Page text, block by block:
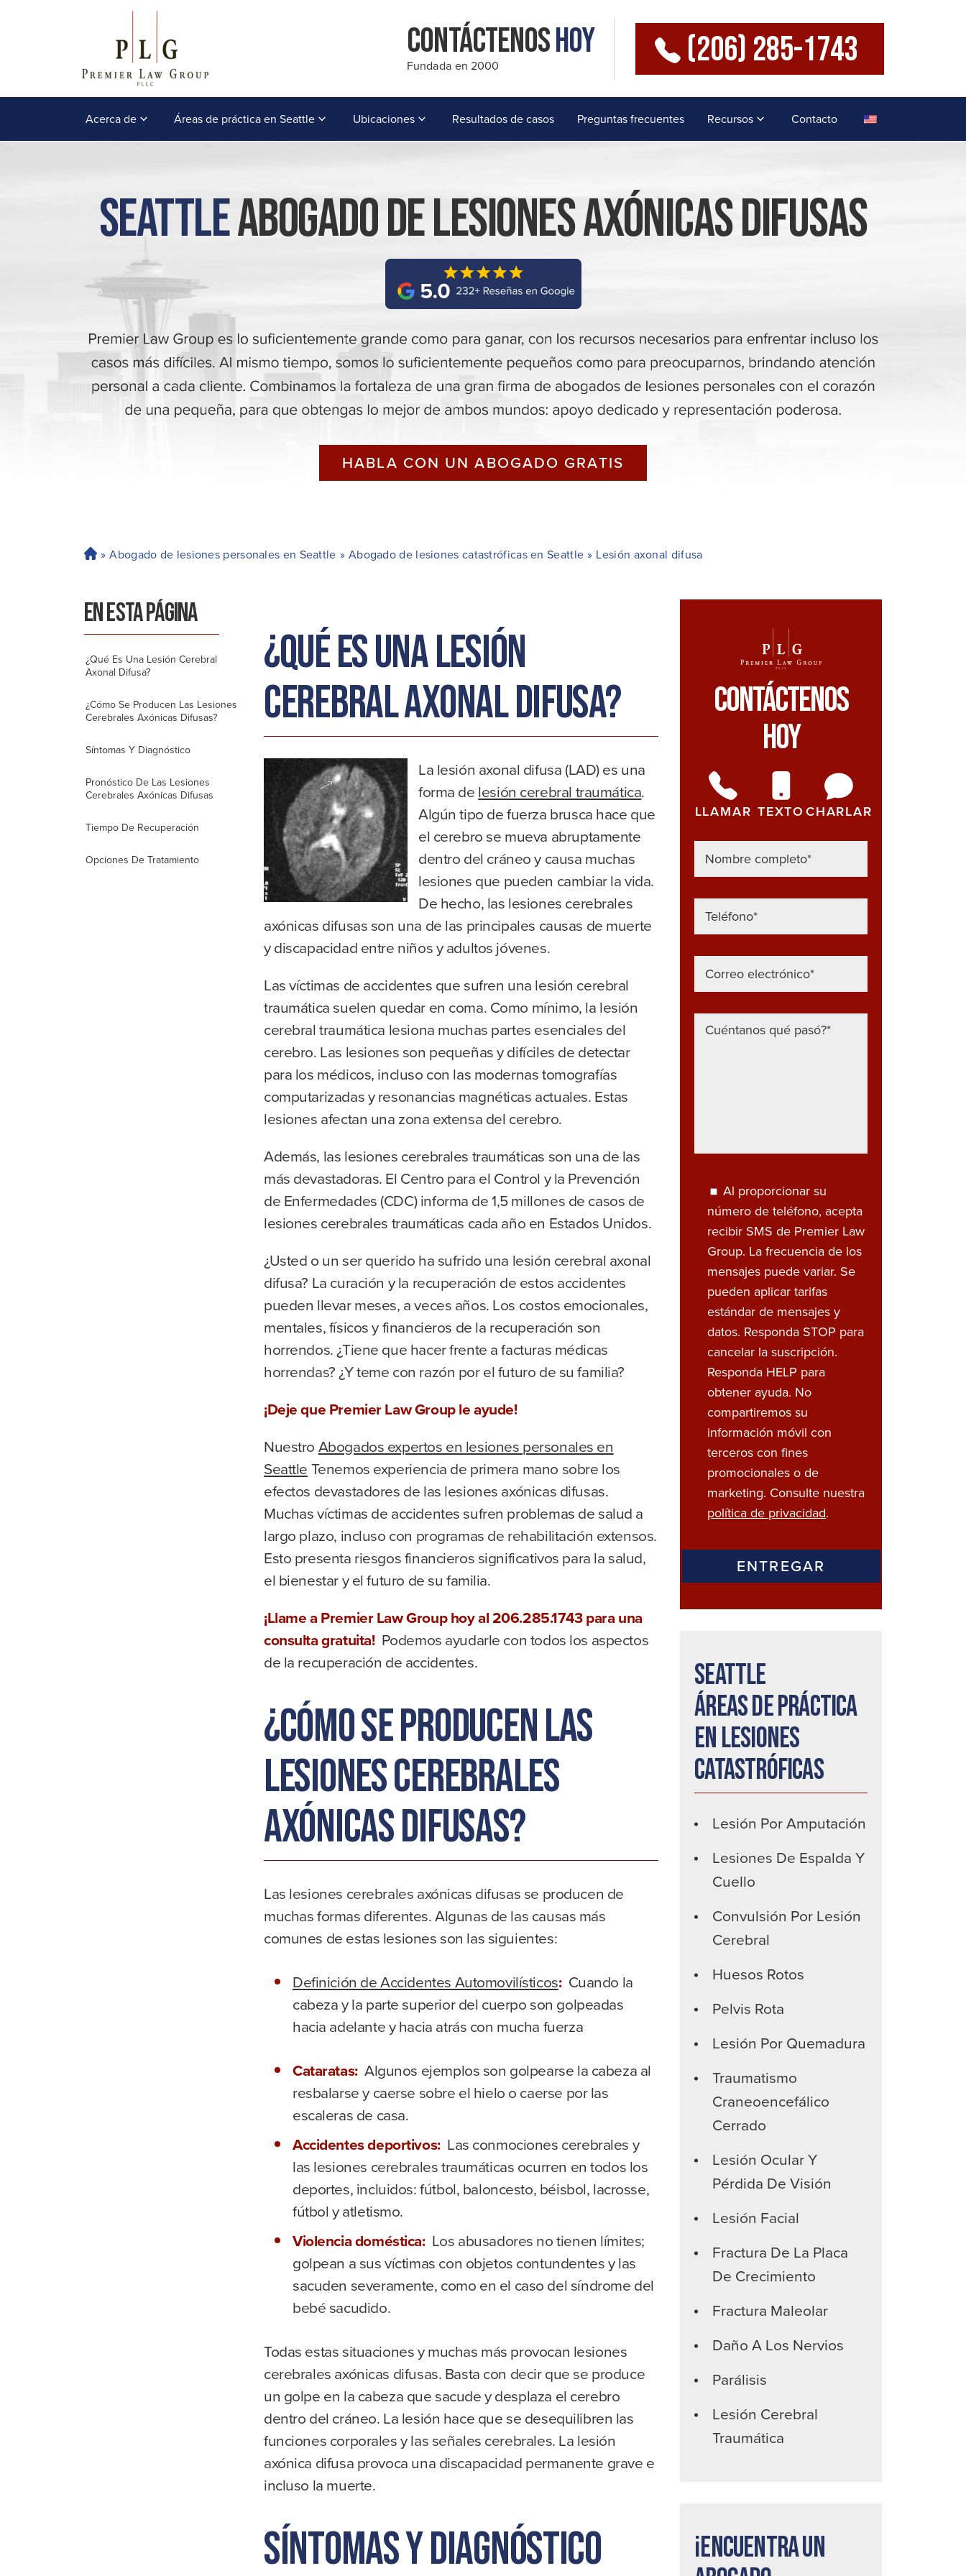
ContáctenosHoy
Fundada en 2000 (206) 285-1743
Acerca de Áreas de práctica en Seattle Ubicaciones Resultados de casos Preguntas frecuentes Recursos Contacto
SeattleAbogado De Lesiones Axónicas Difusas
HABLA CON UN ABOGADO GRATIS
H
r
» Abogado de lesiones personales en Seattle » Abogado de lesiones catastróficas en Seattle » Lesión axonal difusa
EN ESTA PÁGINA
¿Qué Es Una Lesión Cerebral
Axonal Difusa?
¿Cómo Se Producen Las Lesiones
Cerebrales Axónicas Difusas?
Síntomas Y Diagnóstico
Pronóstico De Las Lesiones
Cerebrales Axónicas Difusas
Tiempo De Recuperación
Opciones De Tratamiento
¿Qué es una lesión
cerebral axonal difusa?
La lesión axonal difusa (LAD) es una
forma delesión cerebral traumática.
Algún tipo de fuerza brusca hace que
el cerebro se mueva abruptamente
dentro del cráneo y causa muchas
lesiones que pueden cambiar la vida.
De hecho, las lesiones cerebrales
axónicas difusas son una de las principales causas de muerte
y discapacidad entre niños y adultos jóvenes.
Las víctimas de accidentes que sufren una lesión cerebral
traumática suelen quedar en coma. Como mínimo, la lesión
cerebral traumática lesiona muchas partes esenciales del
cerebro. Las lesiones son pequeñas y difíciles de detectar
para los médicos, incluso con las modernas tomografías
computarizadas y resonancias magnéticas actuales. Estas
lesiones afectan una zona extensa del cerebro.
Además, las lesiones cerebrales traumáticas son una de las
más devastadoras. El Centro para el Control y la Prevención
de Enfermedades (CDC) informa de 1,5 millones de casos de
lesiones cerebrales traumáticas cada año en Estados Unidos.
¿Usted o un ser querido ha sufrido una lesión cerebral axonal
difusa? La curación y la recuperación de estos accidentes
pueden llevar meses, a veces años. Los costos emocionales,
mentales, físicos y financieros de la recuperación son
horrendos. ¿Tiene que hacer frente a facturas médicas
horrendas? ¿Y teme con razón por el futuro de su familia?
¡Deje que Premier Law Group le ayude!
NuestroAbogados expertos en lesiones personales en
SeattleTenemos experiencia de primera mano sobre los
efectos devastadores de las lesiones axónicas difusas.
Muchas víctimas de accidentes sufren problemas de salud a
largo plazo, incluso con programas de rehabilitación extensos.
Esto presenta riesgos financieros significativos para la salud,
el bienestar y el futuro de su familia.
¡Llame a Premier Law Group hoy al 206.285.1743 para una
consulta gratuita!Podemos ayudarle con todos los aspectos
de la recuperación de accidentes.
¿Cómo se producen las
lesiones cerebrales
axónicas difusas?
Las lesiones cerebrales axónicas difusas se producen de
muchas formas diferentes. Algunas de las causas más
comunes de estas lesiones son las siguientes:
Definición de Accidentes Automovilísticos: Cuando la
cabeza y la parte superior del cuerpo son golpeadas
hacia adelante y hacia atrás con mucha fuerza
Cataratas: Algunos ejemplos son golpearse la cabeza al
resbalarse y caerse sobre el hielo o caerse por las
escaleras de casa.
Accidentes deportivos: Las conmociones cerebrales y
las lesiones cerebrales traumáticas ocurren en todos los
deportes, incluidos: fútbol, baloncesto, béisbol, lacrosse,
fútbol y atletismo.
Violencia doméstica: Los abusadores no tienen límites;
golpean a sus víctimas con objetos contundentes y las
sacuden severamente, como en el caso del síndrome del
bebé sacudido.
Todas estas situaciones y muchas más provocan lesiones
cerebrales axónicas difusas. Basta con decir que se produce
un golpe en la cabeza que sacude y desplaza el cerebro
dentro del cráneo. La lesión hace que se desequilibren las
funciones corporales y las señales cerebrales. La lesión
axónica difusa provoca una discapacidad permanente grave e
incluso la muerte.
Síntomas y diagnóstico
Contáctenos
Hoy
LLAMAR TEXTOCHARLAR
Al proporcionar su
número de teléfono, acepta
recibir SMS de Premier Law
Group. La frecuencia de los
mensajes puede variar. Se
pueden aplicar tarifas
estándar de mensajes y
datos. Responda STOP para
cancelar la suscripción.
Responda HELP para
obtener ayuda. No
compartiremos su
información móvil con
terceros con fines
promocionales o de
marketing. Consulte nuestra
política de privacidad.
Seattle
Áreas de práctica
en lesiones
catastróficas
Lesión Por Amputación
Lesiones De Espalda Y
Cuello
Convulsión Por Lesión
Cerebral
Huesos Rotos
Pelvis Rota
Lesión Por Quemadura
Traumatismo
Craneoencefálico
Cerrado
Lesión Ocular Y
Pérdida De Visión
Lesión Facial
Fractura De La Placa
De Crecimiento
Fractura Maleolar
Daño A Los Nervios
Parálisis
Lesión Cerebral
Traumática
¡Encuentra un